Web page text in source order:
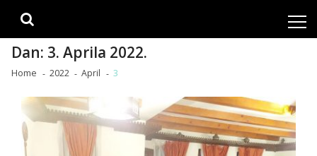
Dan: 3. Aprila 2022.
Home 2022 April 3